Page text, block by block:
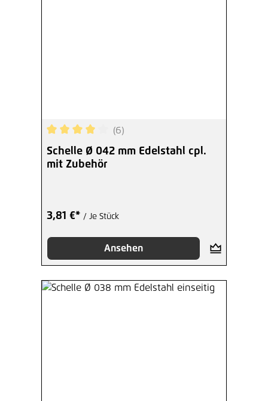
Durchschnittliche Bewertung von 4 von 5
(6)
Schelle Ø 042 mm Edelstahl cpl.
mit Zubehör
3,81 €* / Je Stück
Ansehen